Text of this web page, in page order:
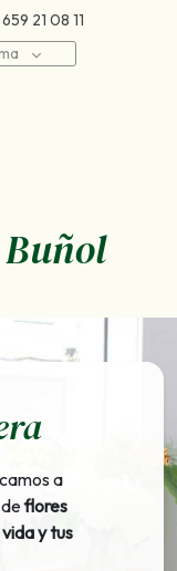
659 21 08 11
a
deflores
y tus